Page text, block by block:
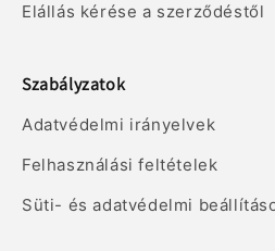
Elállás kérése a szerződéstől
Szabályzatok
Adatvédelmi irányelvek
Felhasználási feltételek
Süti- és adatvédelmi